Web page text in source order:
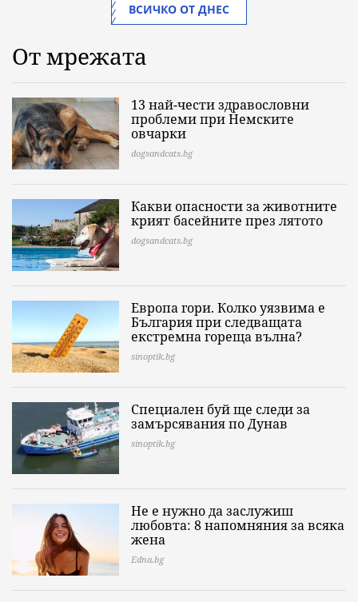
ВСИЧКО ОТ ДНЕС
От мрежата
13 най-чести здравословни
проблеми при Немските
овчарки
dogsandcats.bg
Какви опасности за животните
крият басейните през лятото
dogsandcats.bg
Европа гори. Колко уязвима е
България при следващата
екстремна гореща вълна?
sinoptik.bg
Специален буй ще следи за
замърсявания по Дунав
sinoptik.bg
Не е нужно да заслужиш
любовта: 8 напомняния за всяка
жена
Edna.bg